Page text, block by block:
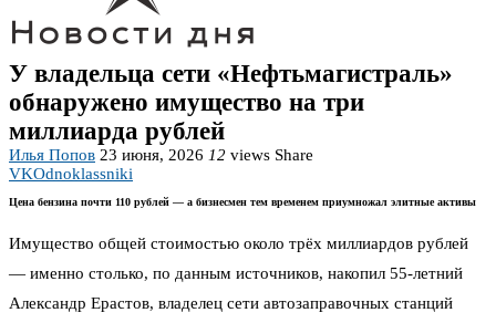
У владельца сети «Нефтьмагистраль»
обнаружено имущество на три
миллиарда рублей
Илья Попов 23 июня, 2026 12 views Share
VKOdnoklassniki
Цена бензина почти 110 рублей — а бизнесмен тем временем приумножал элитные активы
Имущество общей стоимостью около трёх миллиардов рублей
— именно столько, по данным источников, накопил 55-летний
Александр Ерастов, владелец сети автозаправочных станций